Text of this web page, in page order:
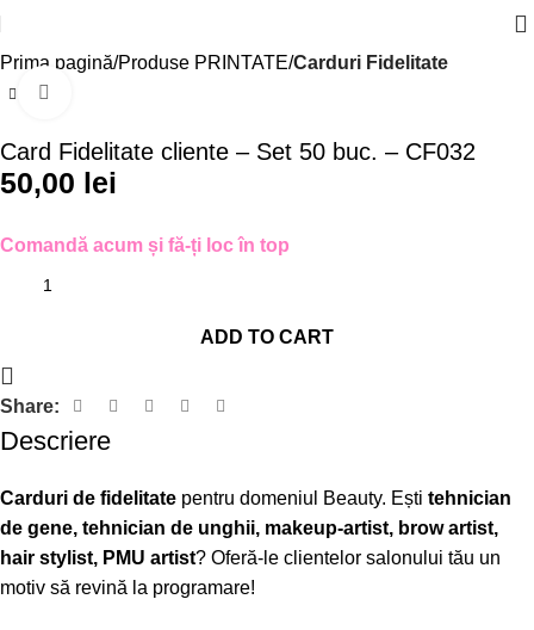
Prima pagină Produse PRINTATE Carduri Fidelitate
Card Fidelitate cliente – Set 50 buc. – CF032
50,00 lei
Comandă acum și fă-ți loc în top
ADD TO CART
Share:
Descriere
Carduri de fidelitate pentru domeniul Beauty. Ești tehnician
de gene, tehnician de unghii, makeup-artist, brow artist,
hair stylist, PMU artist? Oferă-le clientelor salonului tău un
motiv să revină la programare!